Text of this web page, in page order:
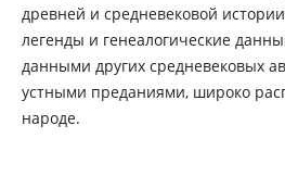
древней и средневековой
легенды и генеалогические
данными других средневековых
устными преданиями, широко
народе.